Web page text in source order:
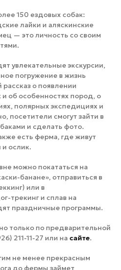
150 ездовых собак:
лайки и аляскинские
— это личность со своим
увлекательные экскурсии,
погружение в жизнь
о появлении
об особенностях пород, о
полярных экспедициях и
посетители смогут зайти в
и сделать фото.
есть ферма, где живут
и ослик.
можно покататься на
банане», отправиться в
или в
трекинг и сплав на
праздничные программы.
только по предварительной
211-11-27 или на сайте.
не менее прекрасным
до фермы займет